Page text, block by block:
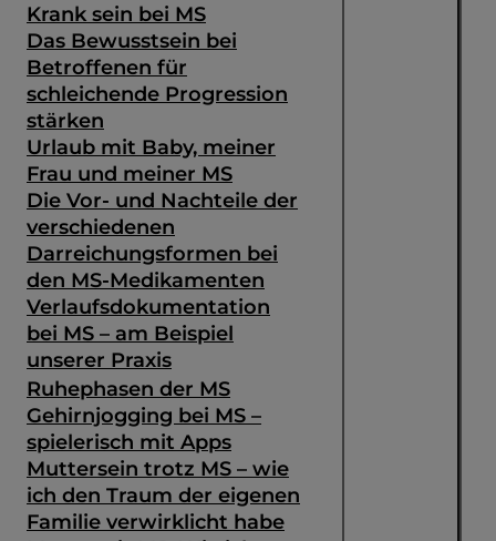
Krank sein bei MS
Das Bewusstsein bei
Betroffenen für
schleichende Progression
stärken
Urlaub mit Baby, meiner
Frau und meiner MS
Die Vor- und Nachteile der
verschiedenen
Darreichungsformen bei
den MS-Medikamenten
Verlaufsdokumentation
bei MS – am Beispiel
unserer Praxis
Ruhephasen der MS
Gehirnjogging bei MS –
spielerisch mit Apps
Muttersein trotz MS – wie
ich den Traum der eigenen
Familie verwirklicht habe